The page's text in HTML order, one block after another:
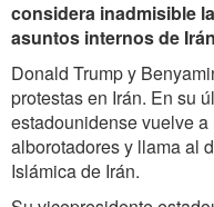
considera inadmisible
asuntos internos de
Donald Trump y
protestas en Irán. En su
estadounidense vuelve
alborotadores y llama al
Islámica de Irán.